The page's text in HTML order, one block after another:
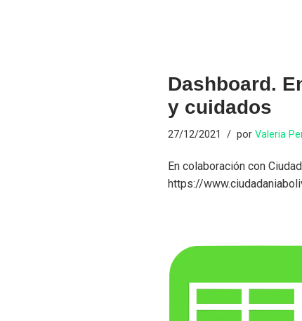
Dashboard.
y cuidados
27/12/2021 por Valeria
En colaboración con
https://